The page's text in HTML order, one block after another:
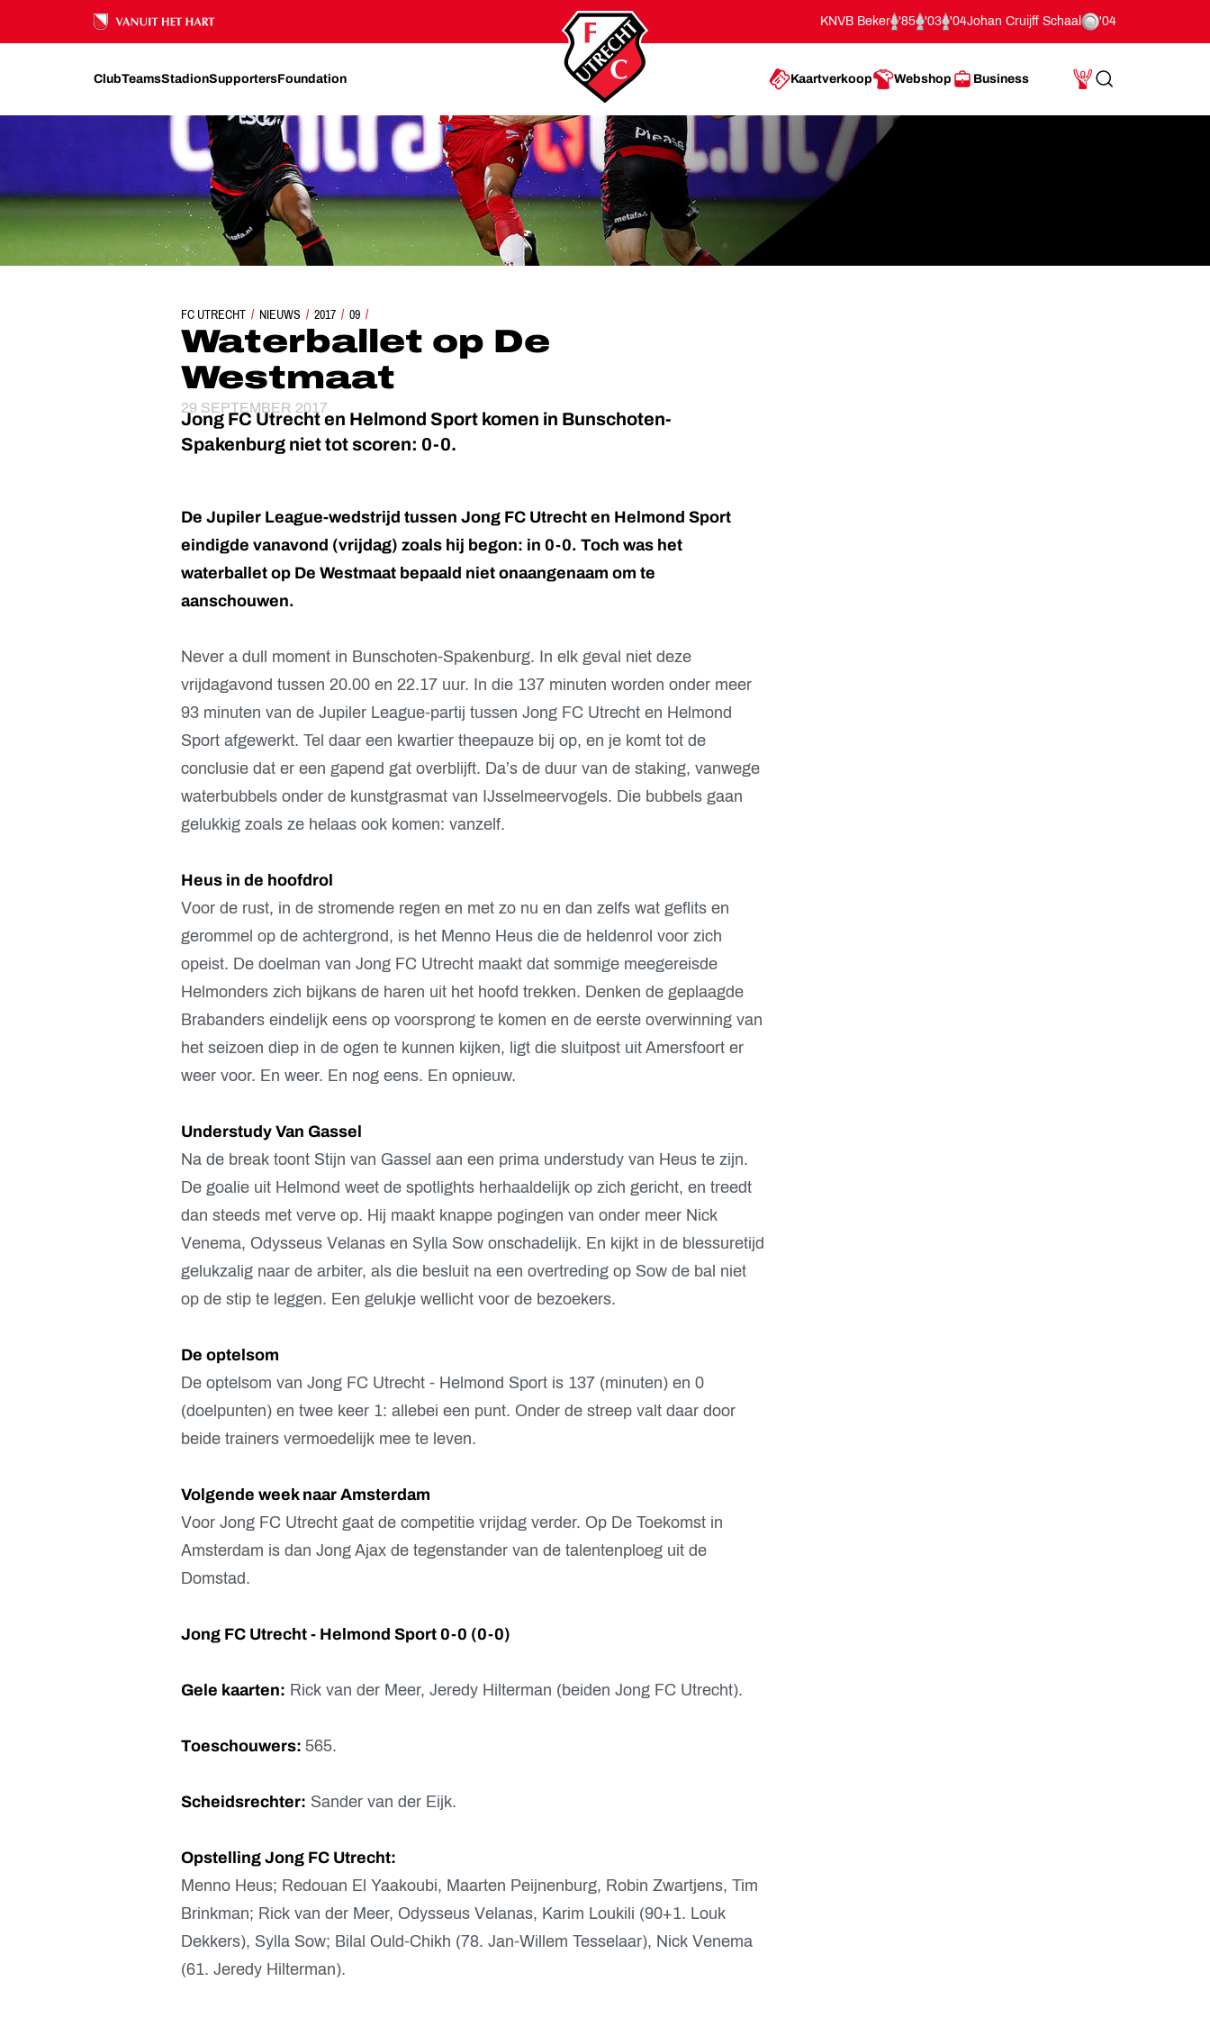
Ons nalatenschap
KNVB Beker '85 '03 '04Johan Cruijff Schaal '04
ClubTeamsStadionSupportersFoundation Kaartverkoop Webshop Business
Mijn Account
Search
FC UTRECHT NIEUWS 2017 09
WATERBALLET OP DE WESTMAAT
Waterballet op De
Westmaat
29 SEPTEMBER 2017
Jong FC Utrecht en Helmond Sport komen in Bunschoten-
Spakenburg niet tot scoren: 0-0.
De Jupiler League-wedstrijd tussen Jong FC Utrecht en Helmond Sport
eindigde vanavond (vrijdag) zoals hij begon: in 0-0. Toch was het
waterballet op De Westmaat bepaald niet onaangenaam om te
aanschouwen.
Never a dull moment in Bunschoten-Spakenburg. In elk geval niet deze
vrijdagavond tussen 20.00 en 22.17 uur. In die 137 minuten worden onder meer
93 minuten van de Jupiler League-partij tussen Jong FC Utrecht en Helmond
Sport afgewerkt. Tel daar een kwartier theepauze bij op, en je komt tot de
conclusie dat er een gapend gat overblijft. Da’s de duur van de staking, vanwege
waterbubbels onder de kunstgrasmat van IJsselmeervogels. Die bubbels gaan
gelukkig zoals ze helaas ook komen: vanzelf.
Heus in de hoofdrol
Voor de rust, in de stromende regen en met zo nu en dan zelfs wat geflits en
gerommel op de achtergrond, is het Menno Heus die de heldenrol voor zich
opeist. De doelman van Jong FC Utrecht maakt dat sommige meegereisde
Helmonders zich bijkans de haren uit het hoofd trekken. Denken de geplaagde
Brabanders eindelijk eens op voorsprong te komen en de eerste overwinning van
het seizoen diep in de ogen te kunnen kijken, ligt die sluitpost uit Amersfoort er
weer voor. En weer. En nog eens. En opnieuw.
Understudy Van Gassel
Na de break toont Stijn van Gassel aan een prima understudy van Heus te zijn.
De goalie uit Helmond weet de spotlights herhaaldelijk op zich gericht, en treedt
dan steeds met verve op. Hij maakt knappe pogingen van onder meer Nick
Venema, Odysseus Velanas en Sylla Sow onschadelijk. En kijkt in de blessuretijd
gelukzalig naar de arbiter, als die besluit na een overtreding op Sow de bal niet
op de stip te leggen. Een gelukje wellicht voor de bezoekers.
De optelsom
De optelsom van Jong FC Utrecht - Helmond Sport is 137 (minuten) en 0
(doelpunten) en twee keer 1: allebei een punt. Onder de streep valt daar door
beide trainers vermoedelijk mee te leven.
Volgende week naar Amsterdam
Voor Jong FC Utrecht gaat de competitie vrijdag verder. Op De Toekomst in
Amsterdam is dan Jong Ajax de tegenstander van de talentenploeg uit de
Domstad.
Jong FC Utrecht - Helmond Sport 0-0 (0-0)
Gele kaarten: Rick van der Meer, Jeredy Hilterman (beiden Jong FC Utrecht).
Toeschouwers: 565.
Scheidsrechter: Sander van der Eijk.
Opstelling Jong FC Utrecht:
Menno Heus; Redouan El Yaakoubi, Maarten Peijnenburg, Robin Zwartjens, Tim
Brinkman; Rick van der Meer, Odysseus Velanas, Karim Loukili (90+1. Louk
Dekkers), Sylla Sow; Bilal Ould-Chikh (78. Jan-Willem Tesselaar), Nick Venema
(61. Jeredy Hilterman).